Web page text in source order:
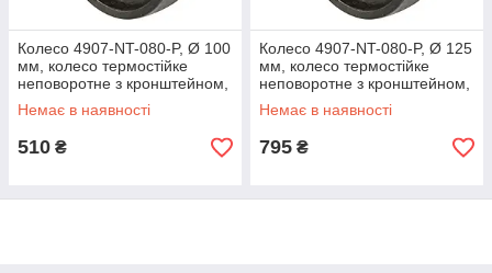
Колесо 4907-NT-080-P, Ø 100
мм, колесо термостійке
неповоротне з кронштейном,
колесо для ротаційної печі 49
Norma Term
Немає в наявності
510 ₴
Колесо 4907-NT-080-P, Ø 125
мм, колесо термостійке
неповоротне з кронштейном,
колесо для ротаційної печі 49
Norma Term
Немає в наявності
795 ₴